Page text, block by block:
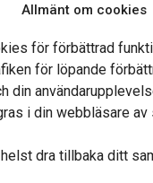
Allmänt om cookies
för förbättrad
för löpande
din
i din webbläsare av
helst dra tillbaka ditt
runt.
hjälper dig med